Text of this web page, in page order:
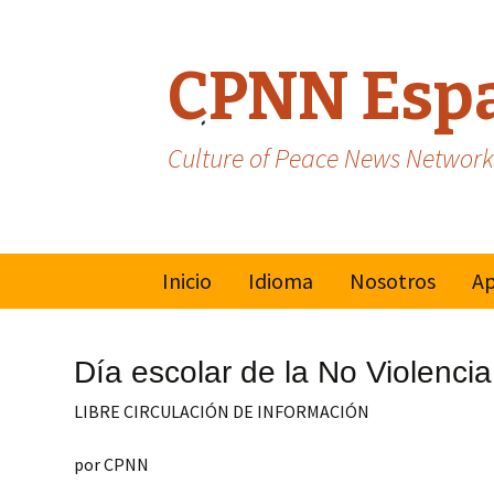
CPNN
Culture of Peace News Network
Inicio
Idioma
Francés
Nosotros
Día escolar de la No
LIBRE CIRCULACIÓN DE INFORMACIÓN
por CPNN